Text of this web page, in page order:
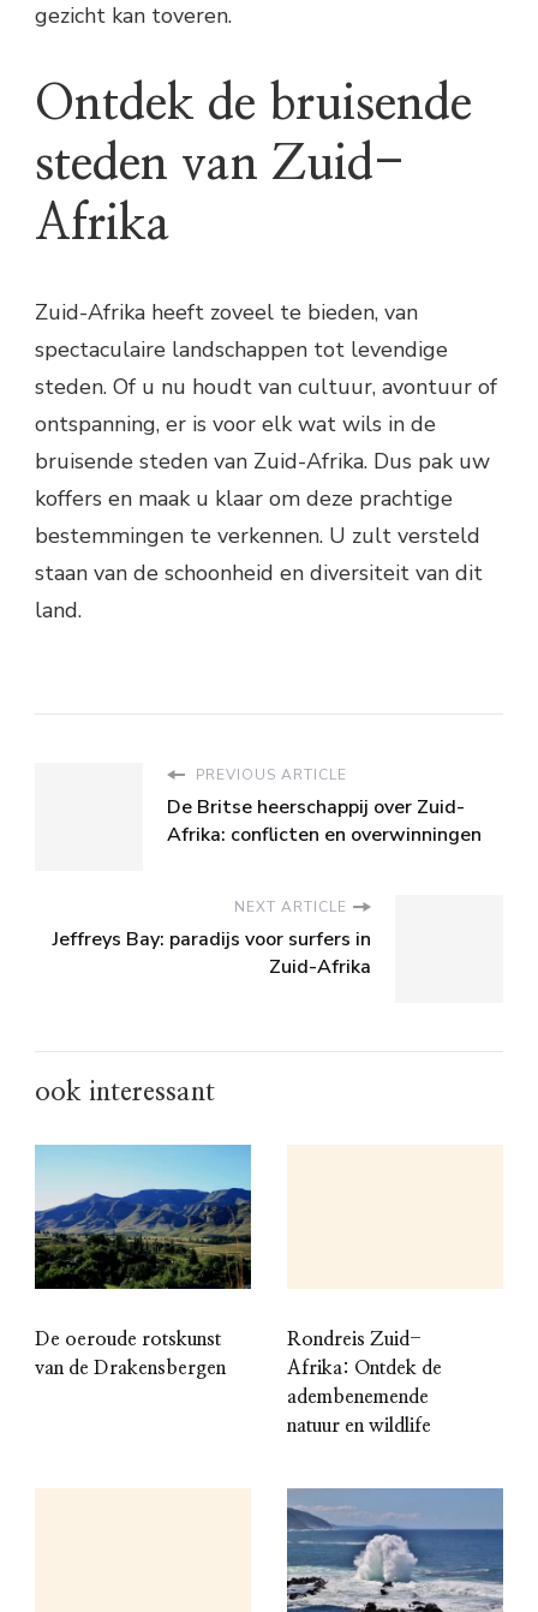
gezicht kan toveren.
Ontdek de bruisende
steden van Zuid-
Afrika
Zuid-Afrika heeft zoveel te bieden, van
spectaculaire landschappen tot levendige
steden. Of u nu houdt van cultuur, avontuur of
ontspanning, er is voor elk wat wils in de
bruisende steden van Zuid-Afrika. Dus pak uw
koffers en maak u klaar om deze prachtige
bestemmingen te verkennen. U zult versteld
staan van de schoonheid en diversiteit van dit
land.
PREVIOUS ARTICLE
De Britse heerschappij over Zuid-
Afrika: conflicten en overwinningen
NEXT ARTICLE
Jeffreys Bay: paradijs voor surfers in
Zuid-Afrika
ook interessant
De oeroude rotskunst
van de Drakensbergen
Rondreis Zuid-
Afrika: Ontdek de
adembenemende
natuur en wildlife